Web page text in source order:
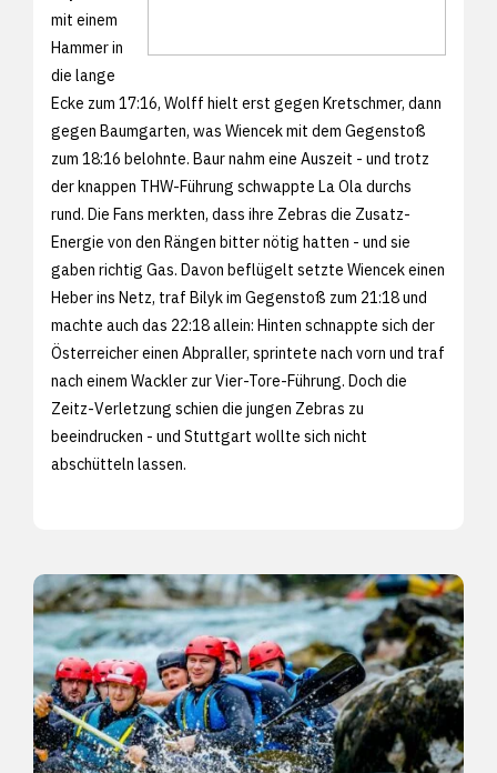
mit einem
Hammer in
die lange
Ecke zum 17:16, Wolff hielt erst gegen Kretschmer, dann
gegen Baumgarten, was Wiencek mit dem Gegenstoß
zum 18:16 belohnte. Baur nahm eine Auszeit - und trotz
der knappen THW-Führung schwappte La Ola durchs
rund. Die Fans merkten, dass ihre Zebras die Zusatz-
Energie von den Rängen bitter nötig hatten - und sie
gaben richtig Gas. Davon beflügelt setzte Wiencek einen
Heber ins Netz, traf Bilyk im Gegenstoß zum 21:18 und
machte auch das 22:18 allein: Hinten schnappte sich der
Österreicher einen Abpraller, sprintete nach vorn und traf
nach einem Wackler zur Vier-Tore-Führung. Doch die
Zeitz-Verletzung schien die jungen Zebras zu
beeindrucken - und Stuttgart wollte sich nicht
abschütteln lassen.